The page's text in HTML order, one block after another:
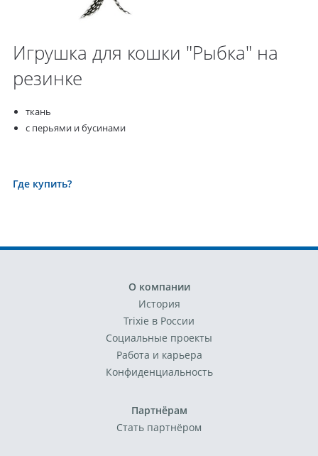
Игрушка для кошки "Рыбка" на
резинке
ткань
с перьями и бусинами
Где купить?
О компании
История
Trixie в России
Социальные проекты
Работа и карьера
Конфиденциальность
Партнёрам
Стать партнёром